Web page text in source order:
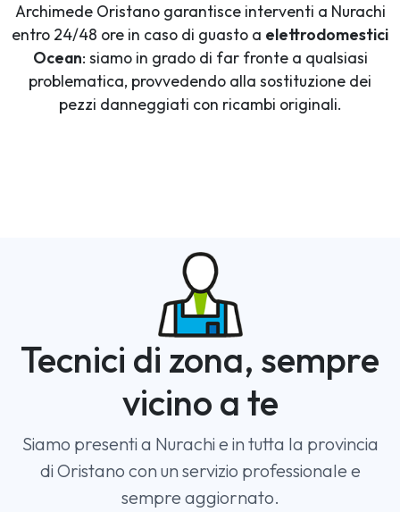
Archimede Oristano garantisce interventi a Nurachi
entro 24/48 ore in caso di guasto a elettrodomestici
Ocean: siamo in grado di far fronte a qualsiasi
problematica, provvedendo alla sostituzione dei
pezzi danneggiati con ricambi originali.
Tecnici di zona, sempre
vicino a te
Siamo presenti a Nurachi e in tutta la provincia
di Oristano con un servizio professionale e
sempre aggiornato.